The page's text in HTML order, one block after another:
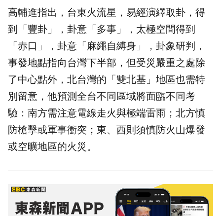
高輔進指出，台東火流星，易經演繹取卦，得
到「豐卦」，卦意「多事」，太極空間得到
「赤口」，卦意「麻繩自縛身」，卦象研判，
事發地點指向台灣下半部，但受災嚴重之處除
了中心點外，北台灣的「雙北基」地區也需特
別留意，他預測全台不同區域將面臨不同考
驗：南方需注意電線走火與極端雷雨；北方慎
防槍擊或軍事衝突；東、西則須慎防火山爆發
或空曠地區的火災。